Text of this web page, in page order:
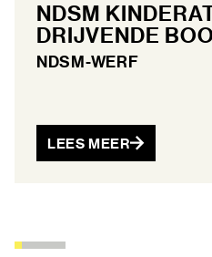
NDSM
DRIJVENDE
NDSM-WERF
LEES MEER